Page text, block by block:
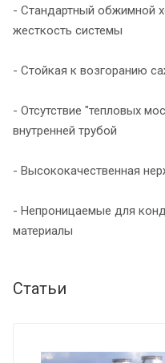
- Стандартный обжимной
жесткость системы
- Стойкая к возгоранию
- Отсутствие "тепловых
внутренней трубой
- Высококачественная
- Непроницаемые для
материалы
Статьи